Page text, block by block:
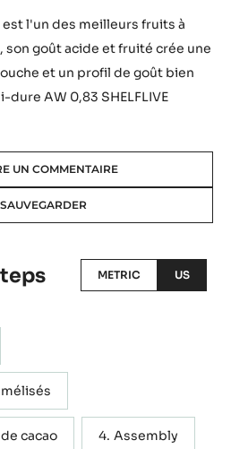
est l'un des meilleurs fruits à
son goût acide et fruité crée une
et un profil de goût bien
dure AW 0,83 SHELFLIVE
UN COMMENTAIRE
SAUVEGARDER
METRIC US
cacao Assembly